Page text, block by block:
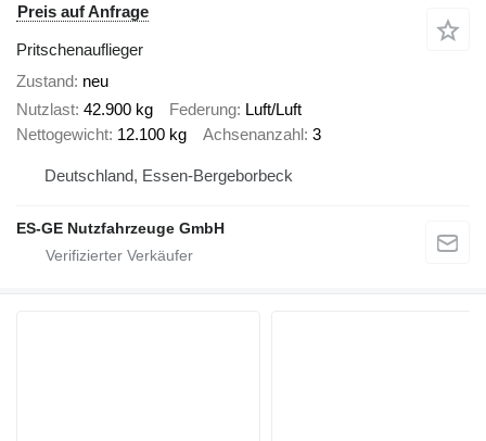
Preis auf Anfrage
Pritschenauflieger
Zustand neu
Nutzlast 42.900 kg Federung Luft/Luft
Nettogewicht 12.100 kg Achsenanzahl 3
Deutschland, Essen-Bergeborbeck
ES-GE Nutzfahrzeuge GmbH